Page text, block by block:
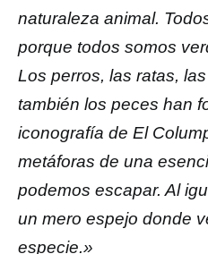
naturaleza animal.
porque todos somos
Los perros, las ratas,
también los peces han
iconografía de El
metáforas de una
podemos escapar. Al
un mero espejo donde
especie.»